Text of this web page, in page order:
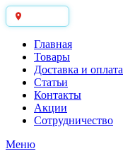
Главная
Товары
Доставка и оплата
Статьи
Контакты
Акции
Сотрудничество
Меню